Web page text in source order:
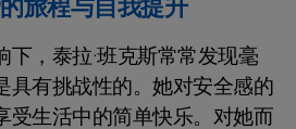
旅程与自我提升
，泰拉·班克斯常常发现毫
具有挑战性的。她对安全感的
受生活中的简单快乐。对她而